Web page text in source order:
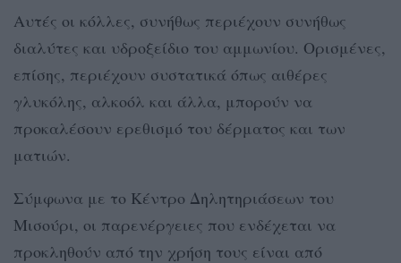
Αυτές οι κόλλες, συνήθως περιέχουν συνήθως
διαλύτες και υδροξείδιο του αμμωνίου. Ορισμένες,
επίσης, περιέχουν συστατικά όπως αιθέρες
γλυκόλης, αλκοόλ και άλλα, μπορούν να
προκαλέσουν ερεθισμό του δέρματος και των
ματιών.
Σύμφωνα με το Κέντρο Δηλητηριάσεων του
Μισούρι, οι παρενέργειες που ενδέχεται να
προκληθούν από την χρήση τους είναι από